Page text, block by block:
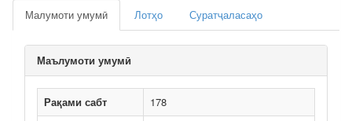
Малумоти умумӣ Лотҳо Суратҷаласаҳо
Маълумоти умумӣ
Рақами сабт
178